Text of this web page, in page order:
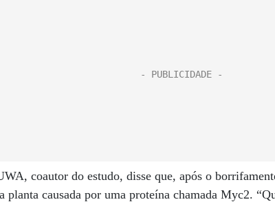
coautor do estudo, disse que, após o
planta causada por uma proteína chamada Myc2.